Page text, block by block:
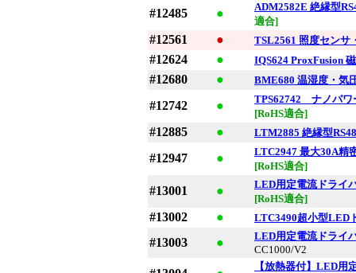
#12485 ●
ADM2582E 絶縁型
適合]
#12561 ● TSL2561 照度センサ
#12624 ● IQS624 ProxFusion
#12680 ● BME680 温湿度・気
#12742 ●
TPS62742 ナノパワ
[RoHS適合]
#12885 ● LTM2885 絶縁型
#12947 ●
LTC2947 最大30A精
[RoHS適合]
#13001 ●
LED用定電流ドライ
[RoHS適合]
#13002 ● LTC3490超小型LED
#13003 ●
LED用定電流ドライ
CC1000/V2
【放熱器付】LED用